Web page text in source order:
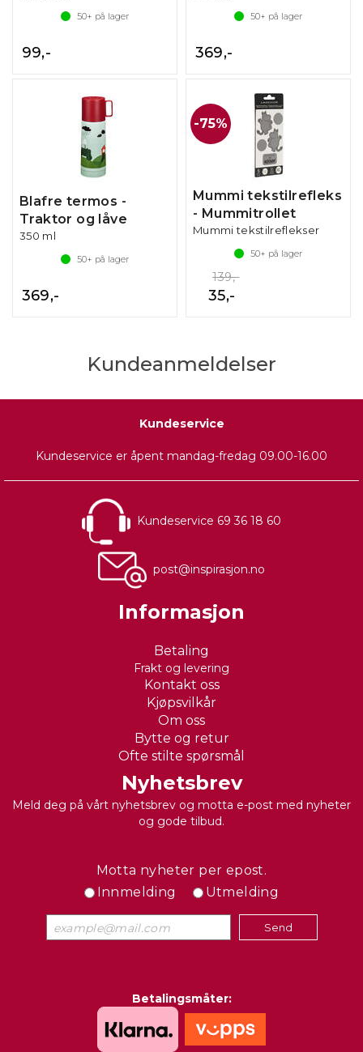
50+ på lager
99,-
50+ på lager
369,-
Blafre termos -
Traktor og låve
350 ml
50+ på lager
369,-
75%
Mummi tekstilrefleks
- Mummitrollet
Mummi tekstilreflekser
50+ på lager
139,-
35,-
Kundeanmeldelser
Kundeservice
Kundeservice er åpent mandag-fredag 09.00-16.00
Kundeservice 69 36 18 60
post@inspirasjon.no
Informasjon
Betaling
Frakt og levering
Kontakt oss
Kjøpsvilkår
Om oss
Bytte og retur
Ofte stilte spørsmål
Nyhetsbrev
Meld deg på vårt nyhetsbrev og motta e-post med nyheter
og gode tilbud.
Motta nyheter per epost.
Innmelding
Utmelding
Betalingsmåter: